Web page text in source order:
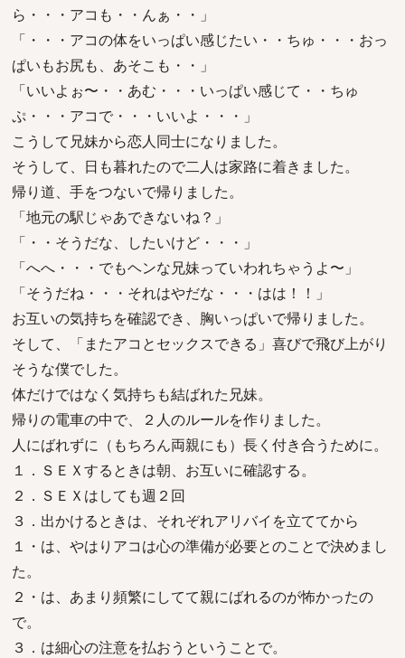
ら・・・アコも・・んぁ・・」
「・・・アコの体をいっぱい感じたい・・ちゅ・・・おっ
ぱいもお尻も、あそこも・・」
「いいよぉ〜・・あむ・・・いっぱい感じて・・ちゅ
ぷ・・・アコで・・・いいよ・・・」
こうして兄妹から恋人同士になりました。
そうして、日も暮れたので二人は家路に着きました。
帰り道、手をつないで帰りました。
「地元の駅じゃあできないね？」
「・・そうだな、したいけど・・・」
「へへ・・・でもヘンな兄妹っていわれちゃうよ〜」
「そうだね・・・それはやだな・・・はは！！」
お互いの気持ちを確認でき、胸いっぱいで帰りました。
そして、「またアコとセックスできる」喜びで飛び上がり
そうな僕でした。
体だけではなく気持ちも結ばれた兄妹。
帰りの電車の中で、２人のルールを作りました。
人にばれずに（もちろん両親にも）長く付き合うために。
１．ＳＥＸするときは朝、お互いに確認する。
２．ＳＥＸはしても週２回
３．出かけるときは、それぞれアリバイを立ててから
１・は、やはりアコは心の準備が必要とのことで決めまし
た。
２・は、あまり頻繁にしてて親にばれるのが怖かったの
で。
３．は細心の注意を払おうということで。